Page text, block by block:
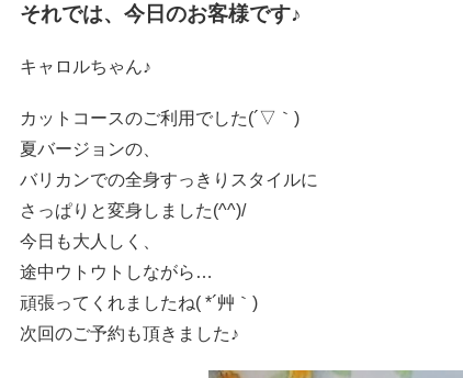
それでは、今日のお客様です♪
キャロルちゃん♪
カットコースのご利用でした(´▽｀)
夏バージョンの、
バリカンでの全身すっきりスタイルに
さっぱりと変身しました(^^)/
今日も大人しく、
途中ウトウトしながら…
頑張ってくれましたね( *´艸｀)
次回のご予約も頂きました♪